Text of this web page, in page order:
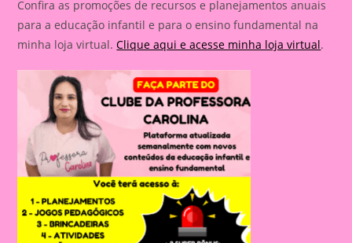
Confira as promoções de recursos e planejamentos anuais
para a educação infantil e para o ensino fundamental na
minha loja virtual.Clique aqui e acesse minha loja virtual.